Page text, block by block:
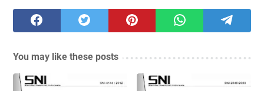
You may like these posts